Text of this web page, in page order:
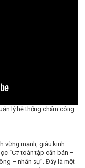
lý hệ thống chấm công
vững mạnh, giàu kinh
“C# toàn tập căn bản –
– nhân sự”. Đây là một